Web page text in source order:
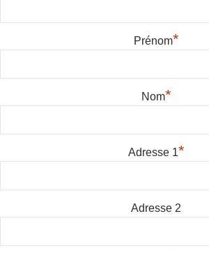
Prénom*
Nom*
Adresse 1*
Adresse 2